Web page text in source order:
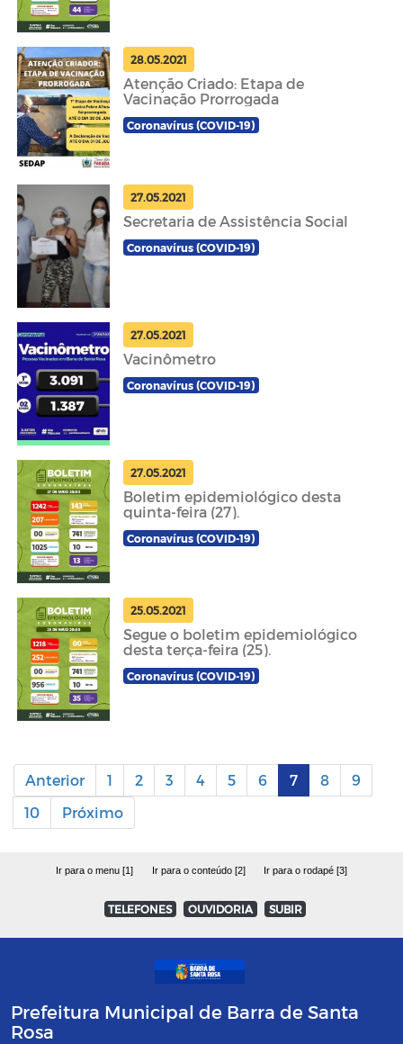
28.05.2021
Atenção Criado: Etapa de
Vacinação Prorrogada
Coronavírus (COVID-19)
27.05.2021
Secretaria de Assistência Social
Coronavírus (COVID-19)
27.05.2021
Vacinômetro
Coronavírus (COVID-19)
27.05.2021
Boletim epidemiológico desta
quinta-feira (27).
Coronavírus (COVID-19)
25.05.2021
Segue o boletim epidemiológico
desta terça-feira (25).
Coronavírus (COVID-19)
Anterior 1 2 3 4 5 6 7 8
9
10
Próximo
Ir para o menu [1] Ir para o conteúdo [2] Ir para o rodapé [3]
TELEFONES OUVIDORIA SUBIR
Prefeitura Municipal de Barra de Santa
Rosa